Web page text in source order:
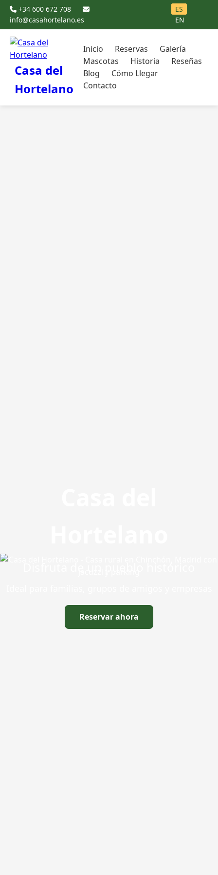
+34 600 672 708
info@casahortelano.es
ES
EN
Casa del
Hortelano
Inicio Reservas
Galería
Mascotas
Historia
Reseñas
Blog
Cómo Llegar
Contacto
Reservar ahora